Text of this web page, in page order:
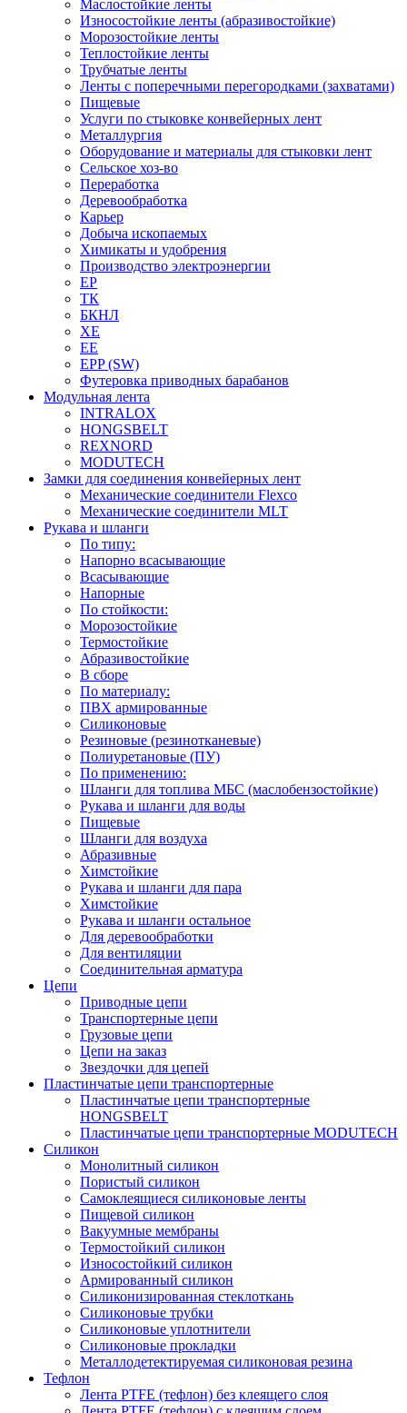
Маслостойкие ленты
Износостойкие ленты (абразивостойкие)
Морозостойкие ленты
Теплостойкие ленты
Трубчатые ленты
Ленты с поперечными перегородками (захватами)
Пищевые
Услуги по стыковке конвейерных лент
Металлургия
Оборудование и материалы для стыковки лент
Сельское хоз-во
Переработка
Деревообработка
Карьер
Добыча ископаемых
Химикаты и удобрения
Производство электроэнергии
EP
ТК
БКНЛ
XE
EE
EPP (SW)
Футеровка приводных барабанов
Модульная лента
INTRALOX
HONGSBELT
REXNORD
MODUTECH
Замки для соединения конвейерных лент
Механические соединители Flexco
Механические соединители MLT
Рукава и шланги
По типу:
Напорно всасывающие
Всасывающие
Напорные
По стойкости:
Морозостойкие
Термостойкие
Абразивостойкие
В сборе
По материалу:
ПВХ армированные
Силиконовые
Резиновые (резинотканевые)
Полиуретановые (ПУ)
По применению:
Шланги для топлива МБС (маслобензостойкие)
Рукава и шланги для воды
Пищевые
Шланги для воздуха
Абразивные
Химстойкие
Рукава и шланги для пара
Химстойкие
Рукава и шланги остальное
Для деревообработки
Для вентиляции
Соединительная арматура
Цепи
Приводные цепи
Транспортерные цепи
Грузовые цепи
Цепи на заказ
Звездочки для цепей
Пластинчатые цепи транспортерные
Пластинчатые цепи транспортерные
HONGSBELT
Пластинчатые цепи транспортерные MODUTECH
Силикон
Монолитный силикон
Пористый силикон
Самоклеящиеся силиконовые ленты
Пищевой силикон
Вакуумные мембраны
Термостойкий силикон
Износостойкий силикон
Армированный силикон
Силиконизированная стеклоткань
Силиконовые трубки
Силиконовые уплотнители
Силиконовые прокладки
Металлодетектируемая силиконовая резина
Тефлон
Лента PTFE (тефлон) без клеящего слоя